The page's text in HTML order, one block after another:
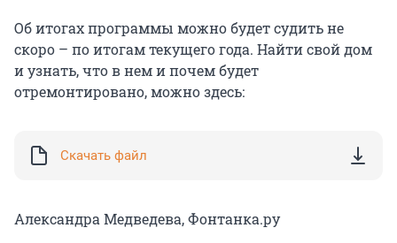
Об итогах программы можно будет судить не
скоро – по итогам текущего года. Найти свой дом
и узнать, что в нем и почем будет
отремонтировано, можно здесь:
Скачать файл
Александра Медведева, Фонтанка.ру